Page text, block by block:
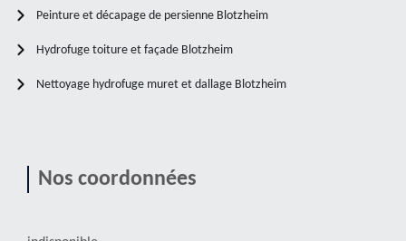
Peinture et décapage de persienne Blotzheim
Hydrofuge toiture et façade Blotzheim
Nettoyage hydrofuge muret et dallage Blotzheim
Nos coordonnées